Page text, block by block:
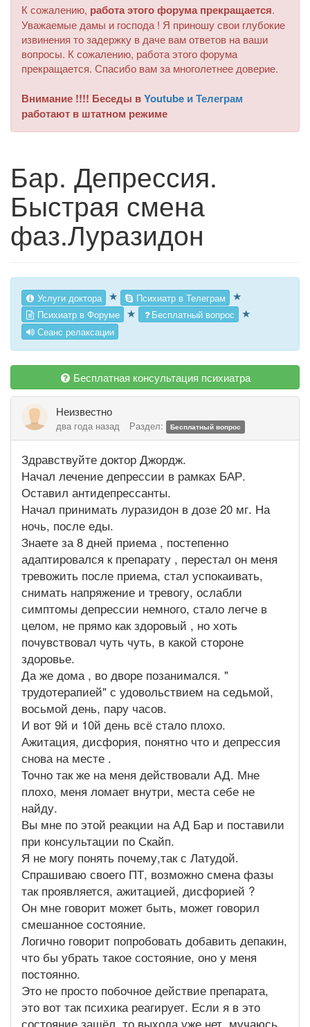
К сожалению, работа этого форума прекращается.
Уважаемые дамы и господа ! Я приношу свои глубокие
извинения то задержку в даче вам ответов на ваши
вопросы. К сожалению, работа этого форума
прекращается. Спасибо вам за многолетнее доверие.
Внимание !!!! Беседы вYoutube и Телеграм
работают в штатном режиме
Бар. Депрессия.
Быстрая смена
фаз.Луразидон
Услуги доктора ★ Психиатр в Телеграм ★
Психиатр в Форуме ★ Бесплатный вопрос ★
Сеанс релаксации
Бесплатная консультация психиатра
Неизвестно
два года назад Раздел: Бесплатный вопрос
Здравствуйте доктор Джордж.
Начал лечение депрессии в рамках БАР.
Оставил антидепрессанты.
Начал принимать луразидон в дозе 20 мг. На
ночь, после еды.
Знаете за 8 дней приема , постепенно
адаптировался к препарату , перестал он меня
тревожить после приема, стал успокаивать,
снимать напряжение и тревогу, ослабли
симптомы депрессии немного, стало легче в
целом, не прямо как здоровый , но хоть
почувствовал чуть чуть, в какой стороне
здоровье.
Да же дома , во дворе позанимался. "
трудотерапией" с удовольствием на седьмой,
восьмой день, пару часов.
И вот 9й и 10й день всё стало плохо.
Ажитация, дисфория, понятно что и депрессия
снова на месте .
Точно так же на меня действовали АД. Мне
плохо, меня ломает внутри, места себе не
найду.
Вы мне по этой реакции на АД Бар и поставили
при консультации по Скайп.
Я не могу понять почему,так с Латудой.
Спрашиваю своего ПТ, возможно смена фазы
так проявляется, ажитацией, дисфорией ?
Он мне говорит может быть, может говорил
смешанное состояние.
Логично говорит попробовать добавить депакин,
что бы убрать такое состояние, оно у меня
постоянно.
Это не просто побочное действие препарата,
это вот так психика реагирует. Если я в это
состояние зашёл, то выхода уже нет, мучаюсь